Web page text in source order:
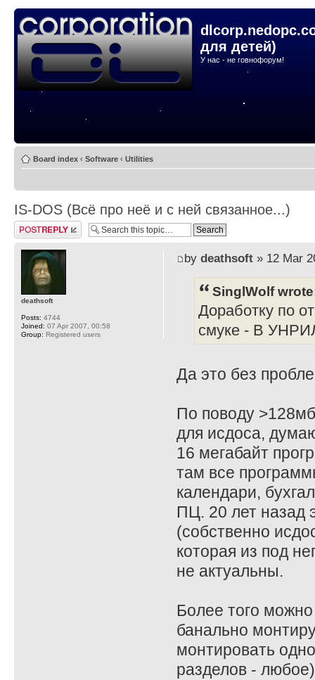
для детей)
У нас - не говнофорум!
Board index ‹ Software ‹ Utilities
IS-DOS (Всё про неё и с ней связанное...)
Post a reply
by deathsoft» 12 Mar
SinglWolf
Доработку по
смуке - В
Да это без
По поводу
для исдоса,
16 мегабайт
там все
календари,
ПЦ. 20 лет назад
(собственно
которая из под
не актуальны.
Более того
банально
монтировать
разделов -
deathsoft
Posts: 4744
Joined: 07 Apr 2007, 00:58
Group: Registered users